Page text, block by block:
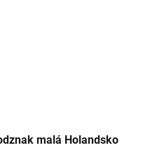
malá Holandsko